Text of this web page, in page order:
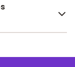
Escola e